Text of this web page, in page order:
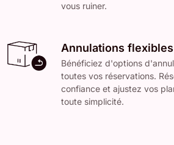
vous ruiner.
Annulations flexibles
Bénéficiez d'options
toutes vos réservations.
confiance et ajustez vos
toute simplicité.